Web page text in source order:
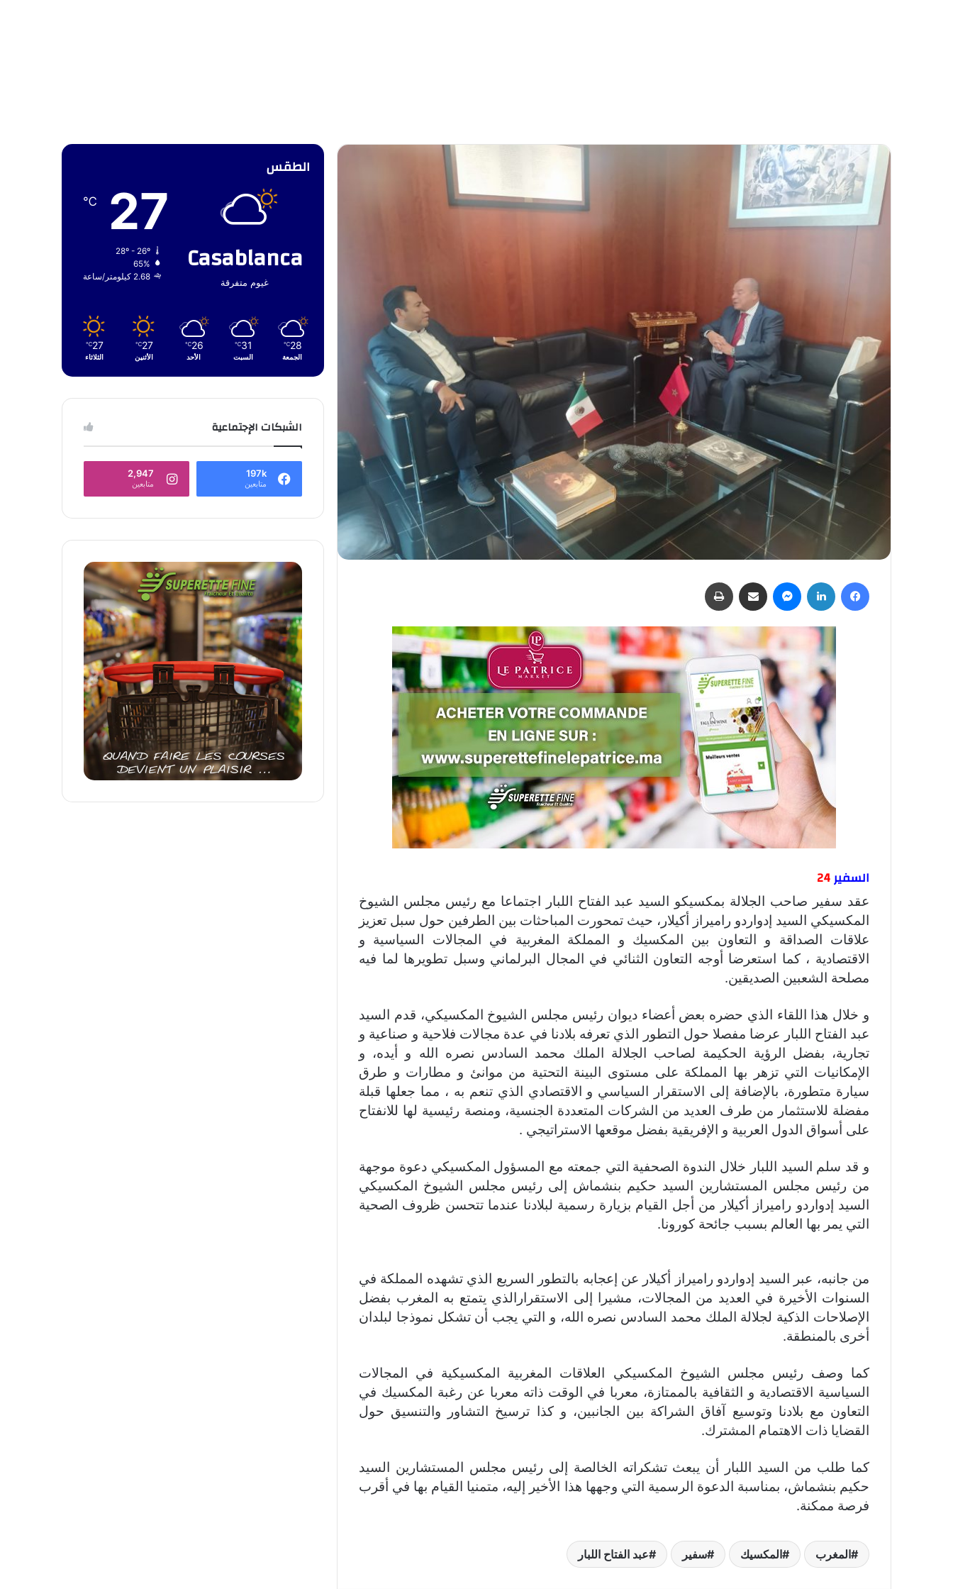
فيسبوك لينكدإن ماسنجر مشاركة عبر البريد
السفير24
عقد سفير صاحب الجلالة بمكسيكو السيد عبد الفتاح اللبار اجتماعا مع رئيس مجلس الشيوخ
المكسيكي السيد إدواردو راميراز أكيلار، حيث تمحورت المباحثات بين الطرفين حول سبل تعزيز
علاقات الصداقة و التعاون بين المكسيك و المملكة المغربية في المجالات السياسية و
الاقتصادية ، كما استعرضا أوجه التعاون الثنائي في المجال البرلماني وسبل تطويرها لما فيه
مصلحة الشعبين الصديقين.
و خلال هذا اللقاء الذي حضره بعض أعضاء ديوان رئيس مجلس الشيوخ المكسيكي، قدم السيد
عبد الفتاح اللبار عرضا مفصلا حول التطور الذي تعرفه بلادنا في عدة مجالات فلاحية و صناعية و
تجارية، بفضل الرؤية الحكيمة لصاحب الجلالة الملك محمد السادس نصره الله و أيده، و
الإمكانيات التي تزهر بها المملكة على مستوى البينة التحتية من موانئ و مطارات و طرق
سيارة متطورة، بالإضافة إلى الاستقرار السياسي و الاقتصادي الذي تنعم به ، مما جعلها قبلة
مفضلة للاستثمار من طرف العديد من الشركات المتعددة الجنسية، ومنصة رئيسية لها للانفتاح
على أسواق الدول العربية و الإفريقية بفضل موقعها الاستراتيجي .
و قد سلم السيد اللبار خلال الندوة الصحفية التي جمعته مع المسؤول المكسيكي دعوة موجهة
من رئيس مجلس المستشارين السيد حكيم بنشماش إلى رئيس مجلس الشيوخ المكسيكي
السيد إدواردو راميراز أكيلار من أجل القيام بزيارة رسمية لبلادنا عندما تتحسن ظروف الصحية
التي يمر بها العالم بسبب جائحة كورونا.
من جانبه، عبر السيد إدواردو راميراز أكيلار عن إعجابه بالتطور السريع الذي تشهده المملكة في
السنوات الأخيرة في العديد من المجالات، مشيرا إلى الاستقرارالذي يتمتع به المغرب بفضل
الإصلاحات الذكية لجلالة الملك محمد السادس نصره الله، و التي يجب أن تشكل نموذجا لبلدان
أخرى بالمنطقة.
كما وصف رئيس مجلس الشيوخ المكسيكي العلاقات المغربية المكسيكية في المجالات
السياسية الاقتصادية و الثقافية بالممتازة، معربا في الوقت ذاته معربا عن رغبة المكسيك في
التعاون مع بلادنا وتوسيع آفاق الشراكة بين الجانبين، و كذا ترسيخ التشاور والتنسيق حول
القضايا ذات الاهتمام المشترك.
كما طلب من السيد اللبار أن يبعث تشكراته الخالصة إلى رئيس مجلس المستشارين السيد
حكيم بنشماش، بمناسبة الدعوة الرسمية التي وجهها هذا الأخير إليه، متمنيا القيام بها في أقرب
فرصة ممكنة.
المغرب المكسيك سفير عبد الفتاح اللبار
الطقس
Casablanca
غيوم متفرقة
27
℃
28º - 26º
65%
2.68 كيلومتر/ساعة
28
℃
الجمعة
31
℃
السبت
26
℃
الأحد
27
℃
الأثنين
27
℃
الثلاثاء
الشبكات الإجتماعية
197k
متابعين
2,947
متابعين